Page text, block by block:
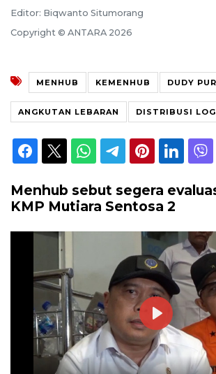
Editor: Biqwanto Situmorang
Copyright © ANTARA 2026
MENHUB KEMENHUB DUDY
ANGKUTAN LEBARAN DISTRIBUSI
Menhub sebut segera
KMP Mutiara Sentosa 2
Play